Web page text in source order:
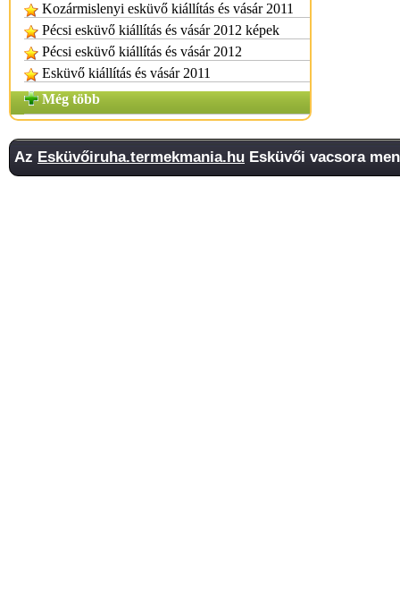
Kozármislenyi esküvő kiállítás és vásár 2011
Pécsi esküvő kiállítás és vásár 2012 képek
Pécsi esküvő kiállítás és vásár 2012
Esküvő kiállítás és vásár 2011
Még több
Az Esküvőiruha.termekmania.hu Esküvői vacsora